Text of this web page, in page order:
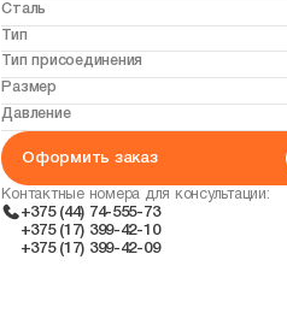
Сталь
Тип
Тип присоединения
Размер
Давление
Оформить заказ
Контактные номера для консультации:
+375 (44) 74-555-73
+375 (17) 399-42-10
+375 (17) 399-42-09